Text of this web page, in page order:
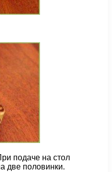
подаче на стол
две половинки.